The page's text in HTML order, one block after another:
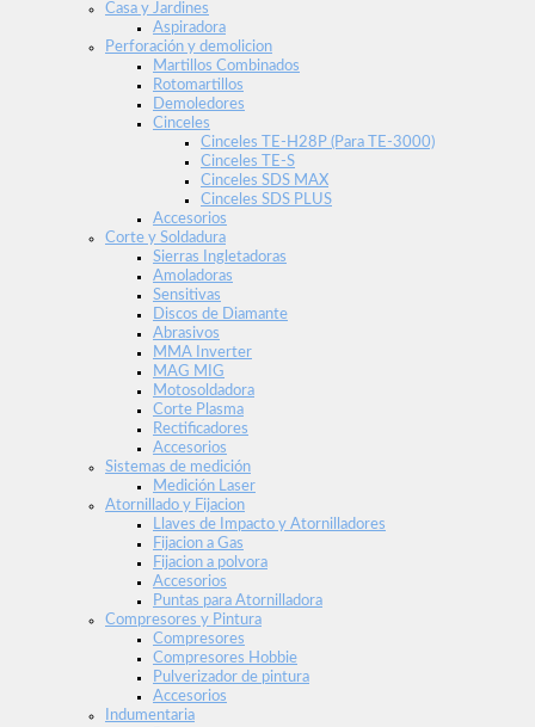
Casa y Jardines
Aspiradora
Perforación y demolicion
Martillos Combinados
Rotomartillos
Demoledores
Cinceles
Cinceles TE-H28P (Para TE-3000)
Cinceles TE-S
Cinceles SDS MAX
Cinceles SDS PLUS
Accesorios
Corte y Soldadura
Sierras Ingletadoras
Amoladoras
Sensitivas
Discos de Diamante
Abrasivos
MMA Inverter
MAG MIG
Motosoldadora
Corte Plasma
Rectificadores
Accesorios
Sistemas de medición
Medición Laser
Atornillado y Fijacion
Llaves de Impacto y Atornilladores
Fijacion a Gas
Fijacion a polvora
Accesorios
Puntas para Atornilladora
Compresores y Pintura
Compresores
Compresores Hobbie
Pulverizador de pintura
Accesorios
Indumentaria